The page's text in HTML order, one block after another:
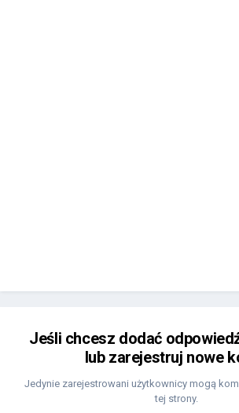
Jeśli chcesz dodać
lub zarejestruj nowe
Jedynie zarejestrowani użytkownicy mogą
tej strony.